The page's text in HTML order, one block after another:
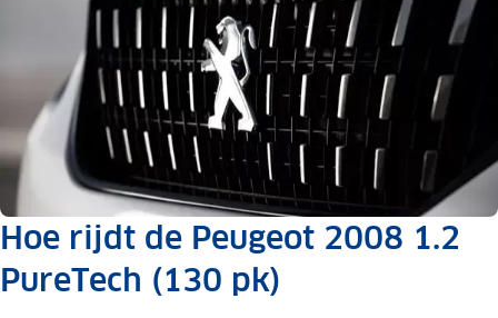
Hoe rijdt de Peugeot 2008 1.2
PureTech (130 pk)